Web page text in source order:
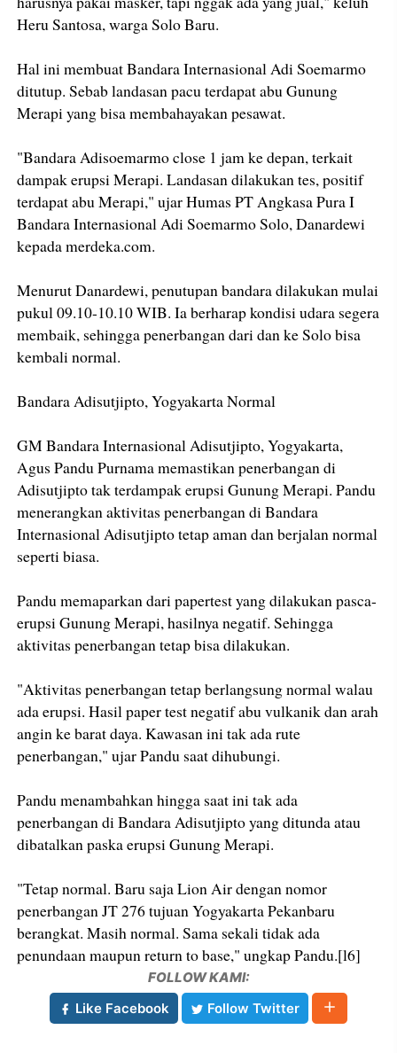
Heru Santosa, warga Solo Baru.
Hal ini membuat Bandara Internasional Adi Soemarmo
ditutup. Sebab landasan pacu terdapat abu Gunung
Merapi yang bisa membahayakan pesawat.
"Bandara Adisoemarmo close 1 jam ke depan, terkait
dampak erupsi Merapi. Landasan dilakukan tes, positif
terdapat abu Merapi," ujar Humas PT Angkasa Pura I
Bandara Internasional Adi Soemarmo Solo, Danardewi
kepada merdeka.com.
Menurut Danardewi, penutupan bandara dilakukan mulai
pukul 09.10-10.10 WIB. Ia berharap kondisi udara segera
membaik, sehingga penerbangan dari dan ke Solo bisa
kembali normal.
Bandara Adisutjipto, Yogyakarta Normal
GM Bandara Internasional Adisutjipto, Yogyakarta,
Agus Pandu Purnama memastikan penerbangan di
Adisutjipto tak terdampak erupsi Gunung Merapi. Pandu
menerangkan aktivitas penerbangan di Bandara
Internasional Adisutjipto tetap aman dan berjalan normal
seperti biasa.
Pandu memaparkan dari papertest yang dilakukan pasca-
erupsi Gunung Merapi, hasilnya negatif. Sehingga
aktivitas penerbangan tetap bisa dilakukan.
"Aktivitas penerbangan tetap berlangsung normal walau
ada erupsi. Hasil paper test negatif abu vulkanik dan arah
angin ke barat daya. Kawasan ini tak ada rute
penerbangan," ujar Pandu saat dihubungi.
Pandu menambahkan hingga saat ini tak ada
penerbangan di Bandara Adisutjipto yang ditunda atau
dibatalkan paska erupsi Gunung Merapi.
"Tetap normal. Baru saja Lion Air dengan nomor
penerbangan JT 276 tujuan Yogyakarta Pekanbaru
berangkat. Masih normal. Sama sekali tidak ada
penundaan maupun return to base," ungkap Pandu.[l6]
FOLLOW KAMI:
Like Facebook
Follow Twitter